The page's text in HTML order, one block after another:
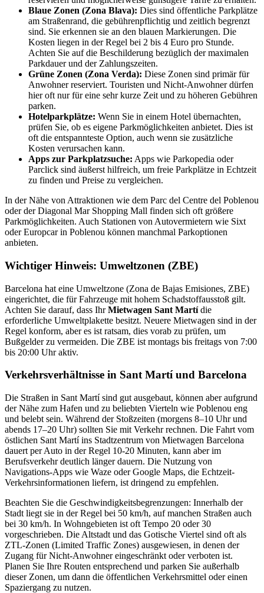
Blaue Zonen (Zona Blava): Dies sind öffentliche Parkplätze
am Straßenrand, die gebührenpflichtig und zeitlich begrenzt
sind. Sie erkennen sie an den blauen Markierungen. Die
Kosten liegen in der Regel bei 2 bis 4 Euro pro Stunde.
Achten Sie auf die Beschilderung bezüglich der maximalen
Parkdauer und der Zahlungszeiten.
Grüne Zonen (Zona Verda): Diese Zonen sind primär für
Anwohner reserviert. Touristen und Nicht-Anwohner dürfen
hier oft nur für eine sehr kurze Zeit und zu höheren Gebühren
parken.
Hotelparkplätze: Wenn Sie in einem Hotel übernachten,
prüfen Sie, ob es eigene Parkmöglichkeiten anbietet. Dies ist
oft die entspannteste Option, auch wenn sie zusätzliche
Kosten verursachen kann.
Apps zur Parkplatzsuche: Apps wie Parkopedia oder
Parclick sind äußerst hilfreich, um freie Parkplätze in Echtzeit
zu finden und Preise zu vergleichen.
In der Nähe von Attraktionen wie dem Parc del Centre del Poblenou
oder der Diagonal Mar Shopping Mall finden sich oft größere
Parkmöglichkeiten. Auch Stationen von Autovermietern wie Sixt
oder Europcar in Poblenou können manchmal Parkoptionen
anbieten.
Wichtiger Hinweis: Umweltzonen (ZBE)
Barcelona hat eine Umweltzone (Zona de Bajas Emisiones, ZBE)
eingerichtet, die für Fahrzeuge mit hohem Schadstoffausstoß gilt.
Achten Sie darauf, dass IhrMietwagen Sant Martídie
erforderliche Umweltplakette besitzt. Neuere Mietwagen sind in der
Regel konform, aber es ist ratsam, dies vorab zu prüfen, um
Bußgelder zu vermeiden. Die ZBE ist montags bis freitags von 7:00
bis 20:00 Uhr aktiv.
Verkehrsverhältnisse in Sant Martí und Barcelona
Die Straßen in Sant Martí sind gut ausgebaut, können aber aufgrund
der Nähe zum Hafen und zu beliebten Vierteln wie Poblenou eng
und belebt sein. Während der Stoßzeiten (morgens 8–10 Uhr und
abends 17–20 Uhr) sollten Sie mit Verkehr rechnen. Die Fahrt vom
östlichen Sant Martí ins Stadtzentrum von Mietwagen Barcelona
dauert per Auto in der Regel 10-20 Minuten, kann aber im
Berufsverkehr deutlich länger dauern. Die Nutzung von
Navigations-Apps wie Waze oder Google Maps, die Echtzeit-
Verkehrsinformationen liefern, ist dringend zu empfehlen.
Beachten Sie die Geschwindigkeitsbegrenzungen: Innerhalb der
Stadt liegt sie in der Regel bei 50 km/h, auf manchen Straßen auch
bei 30 km/h. In Wohngebieten ist oft Tempo 20 oder 30
vorgeschrieben. Die Altstadt und das Gotische Viertel sind oft als
ZTL-Zonen (Limited Traffic Zones) ausgewiesen, in denen der
Zugang für Nicht-Anwohner eingeschränkt oder verboten ist.
Planen Sie Ihre Routen entsprechend und parken Sie außerhalb
dieser Zonen, um dann die öffentlichen Verkehrsmittel oder einen
Spaziergang zu nutzen.